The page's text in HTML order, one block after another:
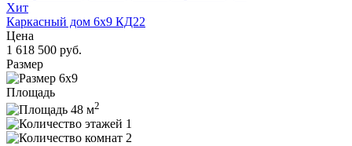
Хит
Каркасный дом 6x9 КД22
Цена
1 618 500 руб.
Размер
6x9
Площадь
48 м2
1
2